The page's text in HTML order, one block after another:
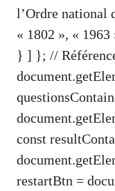
l’Ordre national
« 1802 », «
} ] }; //
const
restartBtn =